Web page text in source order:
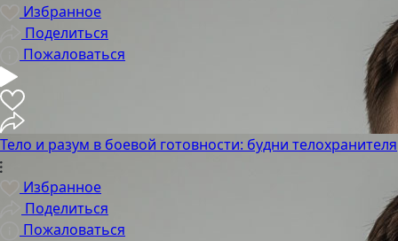
Избранное
Поделиться
Пожаловаться
Тело и разум в боевой готовности: будни телохранителя
Избранное
Поделиться
Пожаловаться